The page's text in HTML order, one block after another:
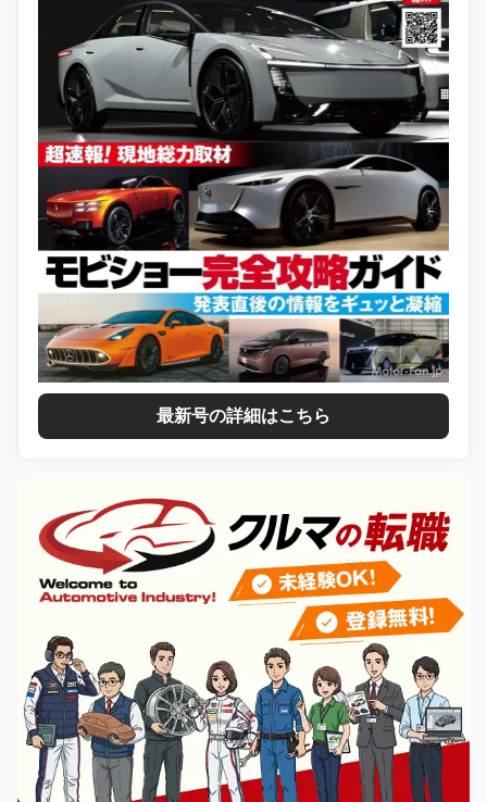
最新号の詳細はこちら